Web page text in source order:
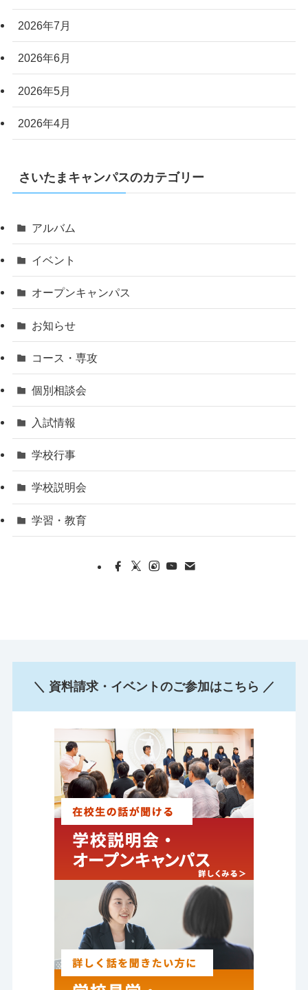
2026年7月
2026年6月
2026年5月
2026年4月
さいたまキャンパスのカテゴリー
アルバム
イベント
オープンキャンパス
お知らせ
コース・専攻
個別相談会
入試情報
学校行事
学校説明会
学習・教育
＼ 資料請求・イベントのご参加はこちら ／